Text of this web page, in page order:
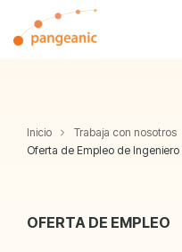
the
Inicio
Trabaja con nosotros
Oferta de Empleo de Ingeniero
OFERTA DE EMPLEO